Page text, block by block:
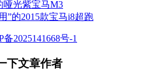
哑光紫宝马M3
”的2015款宝马i8超跑
备2025141668号-1
下文章作者